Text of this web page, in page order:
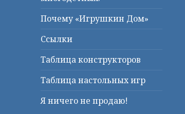
Почему «Игрушкин Дом»
Ссылки
Таблица конструкторов
Таблица настольных игр
Я ничего не продаю!